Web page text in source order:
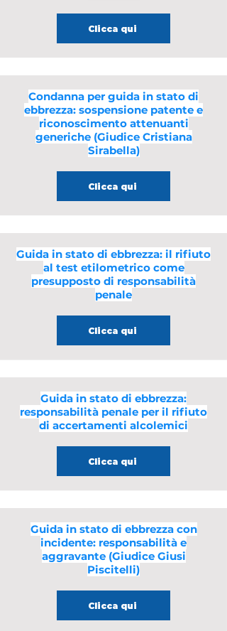
Clicca qui
Condanna per guida in stato di
ebbrezza: sospensione patente e
riconoscimento attenuanti
generiche (Giudice Cristiana
Sirabella)
Clicca qui
Guida in stato di ebbrezza: il rifiuto
al test etilometrico come
presupposto di responsabilità
penale
Clicca qui
Guida in stato di ebbrezza:
responsabilità penale per il rifiuto
di accertamenti alcolemici
Clicca qui
Guida in stato di ebbrezza con
incidente: responsabilità e
aggravante (Giudice Giusi
Piscitelli)
Clicca qui